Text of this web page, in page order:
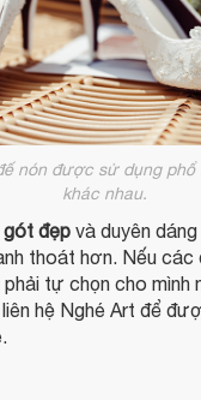
nón được sử dụng phổ
khác nhau.
gót đẹp và duyên
thoát hơn. Nếu các
phải tự chọn cho mình
hệ Nghé Art để